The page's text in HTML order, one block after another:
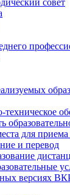
техническое
для приема
и перевод
версиях